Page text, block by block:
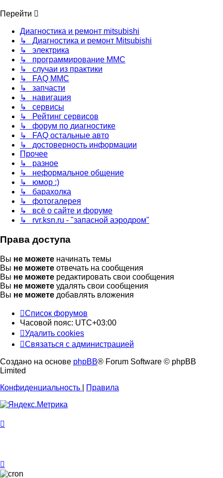
Перейти
Диагностика и ремонт mitsubishi
↳ Диагностика и ремонт Mitsubishi
↳ электрика
↳ программирование MMC
↳ случаи из практики
↳ FAQ MMC
↳ запчасти
↳ навигация
↳ сервисы
↳ Рейтинг сервисов
↳ форум по диагностике
↳ FAQ остальные авто
↳ достоверность информации
Прочее
↳ разное
↳ неформальное общение
↳ юмор :)
↳ барахолка
↳ фотогалерея
↳ всё о сайте и форуме
↳ rvr.ksn.ru - "запасной аэродром"
Права доступа
Вы не можете начинать темы
Вы не можете отвечать на сообщения
Вы не можете редактировать свои сообщения
Вы не можете удалять свои сообщения
Вы не можете добавлять вложения
Список форумов
Часовой пояс: UTC+03:00
Удалить cookies
Связаться с администрацией
Создано на основе phpBB® Forum Software © phpBB
Limited
Конфиденциальность
Правила